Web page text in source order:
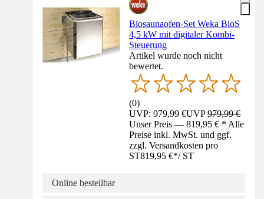
Biosaunaofen-Set Weka BioS
4,5 kW mit digitaler Kombi-
Steuerung
Artikel wurde noch nicht
bewertet.
(0)
UVP: 979,99 €UVP979,99 €
Unser Preis — 819,95 € * Alle
Preise inkl. MwSt. und ggf.
zzgl. Versandkosten pro
ST819,95 €*/ ST
Online bestellbar